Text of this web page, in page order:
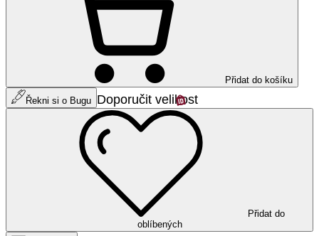
Přidat do košíku
Řekni si o Bugu Doporučit velikost
Přidat do
oblíbených